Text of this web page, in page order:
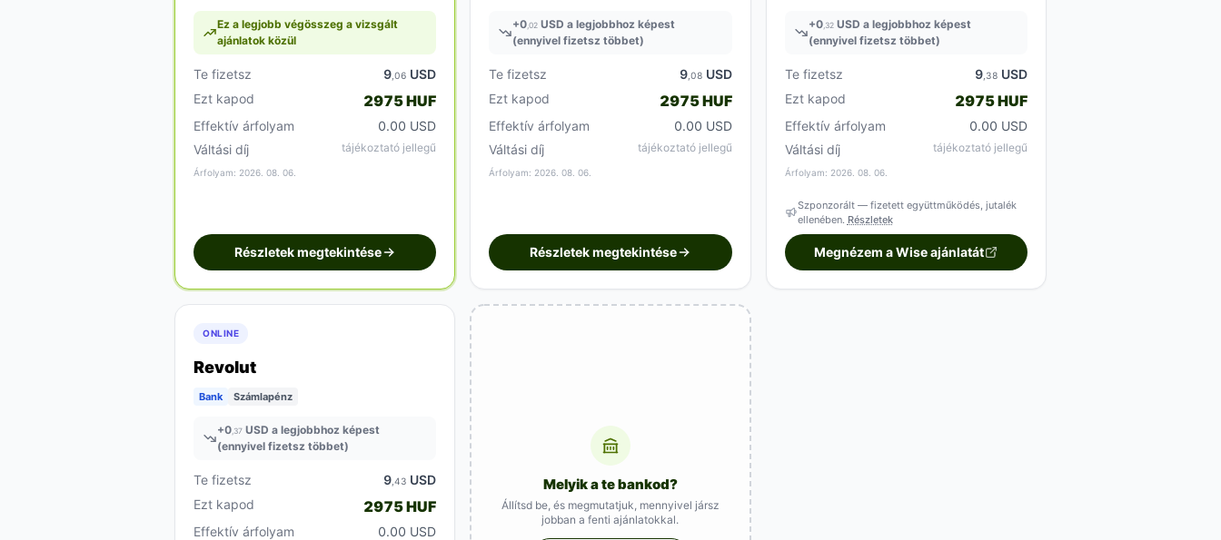
Ez a legjobb végösszeg a vizsgált
ajánlatok közül
Te fizetsz 9 ,06 USD
Ezt kapod
2975 HUF
Effektív árfolyam
0.00 USD
Váltási díj
tájékoztató jellegű
Árfolyam: 2026. 08. 06.
Részletek megtekintése
+0 ,02 USD a legjobbhoz képest
(ennyivel fizetsz többet)
Te fizetsz 9,08 USD
Ezt kapod
2975 HUF
Effektív árfolyam
0.00 USD
Váltási díj
tájékoztató jellegű
Árfolyam: 2026. 08. 06.
Részletek megtekintése
+0,32USD a legjobbhoz képest
(ennyivel fizetsz többet)
Te fizetsz 9,38 USD
Ezt kapod
2975 HUF
Effektív árfolyam
0.00 USD
Váltási díj
tájékoztató jellegű
Árfolyam: 2026. 08. 06.
Szponzorált — fizetett együttműködés, jutalék
ellenében. Részletek
Megnézem a Wise ajánlatát
ONLINE
Revolut
Bank Számlapénz
+0 ,37 USD a legjobbhoz képest
(ennyivel fizetsz többet)
Te fizetsz 9 ,43 USD
Ezt kapod
2975 HUF
Effektív árfolyam
0.00 USD
Melyik a te bankod?
Állítsd be, és megmutatjuk, mennyivel jársz
jobban a fenti ajánlatokkal.